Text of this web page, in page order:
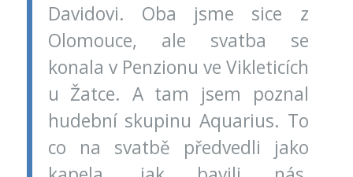
Davidovi. Oba jsme sice z
Olomouce, ale svatba se
konala v Penzionu ve Vikleticích
u Žatce. A tam jsem poznal
hudební skupinu Aquarius. To
co na svatbě předvedli jako